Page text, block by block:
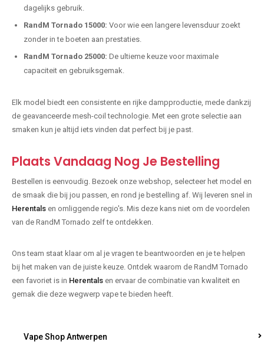
dagelijks gebruik.
RandM Tornado 15000: Voor wie een langere levensduur zoekt
zonder in te boeten aan prestaties.
RandM Tornado 25000: De ultieme keuze voor maximale
capaciteit en gebruiksgemak.
Elk model biedt een consistente en rijke dampproductie, mede dankzij
de geavanceerde mesh-coil technologie. Met een grote selectie aan
smaken kun je altijd iets vinden dat perfect bij je past.
Plaats Vandaag Nog Je Bestelling
Bestellen is eenvoudig. Bezoek onze webshop, selecteer het model en
de smaak die bij jou passen, en rond je bestelling af. Wij leveren snel in
Herentals en omliggende regio's. Mis deze kans niet om de voordelen
van de RandM Tornado zelf te ontdekken.
Ons team staat klaar om al je vragen te beantwoorden en je te helpen
bij het maken van de juiste keuze. Ontdek waarom de RandM Tornado
een favoriet is in Herentals en ervaar de combinatie van kwaliteit en
gemak die deze wegwerp vape te bieden heeft.
Vape Shop Antwerpen